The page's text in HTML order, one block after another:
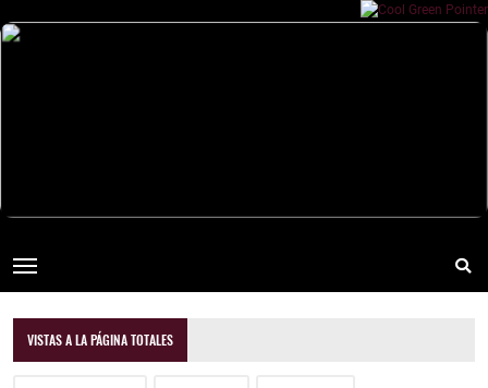
VISTAS A LA PÁGINA TOTALES